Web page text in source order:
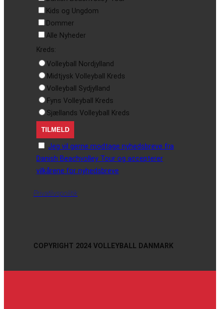
Kids og Ungdom
Dommer
Alle Nyheder
Kreds:
Volleyball Nordjylland
Midtjysk Volleyball Kreds
Volleyball Sydjylland
Fyns Volleyball Kreds
Sjællands Volleyball Kreds
Jeg vil gerne modtage nyhedsbreve fra
Danish Beachvolley Tour og accepterer
vilkårene for nyhedsbreve
Privatlivspolitik
COPYRIGHT 2024 VOLLEYBALL DANMARK